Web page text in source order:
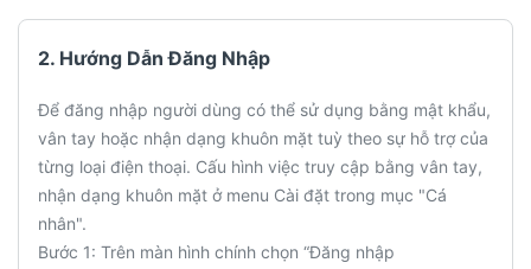
2. Hướng Dẫn Đăng Nhập
Để đăng nhập người dùng có thể sử dụng bằng mật khẩu,
vân tay hoặc nhận dạng khuôn mặt tuỳ theo sự hỗ trợ của
từng loại điện thoại. Cấu hình việc truy cập bằng vân tay,
nhận dạng khuôn mặt ở menu Cài đặt trong mục "Cá
nhân".
Bước 1: Trên màn hình chính chọn “Đăng nhập